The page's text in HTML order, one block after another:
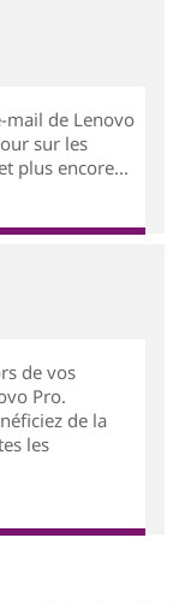
mail de Lenovo
sur les
plus encore...
de vos
Pro.
de la
les